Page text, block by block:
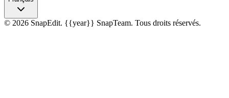
© 2026 SnapEdit. {{year}} SnapTeam. Tous droits réservés.